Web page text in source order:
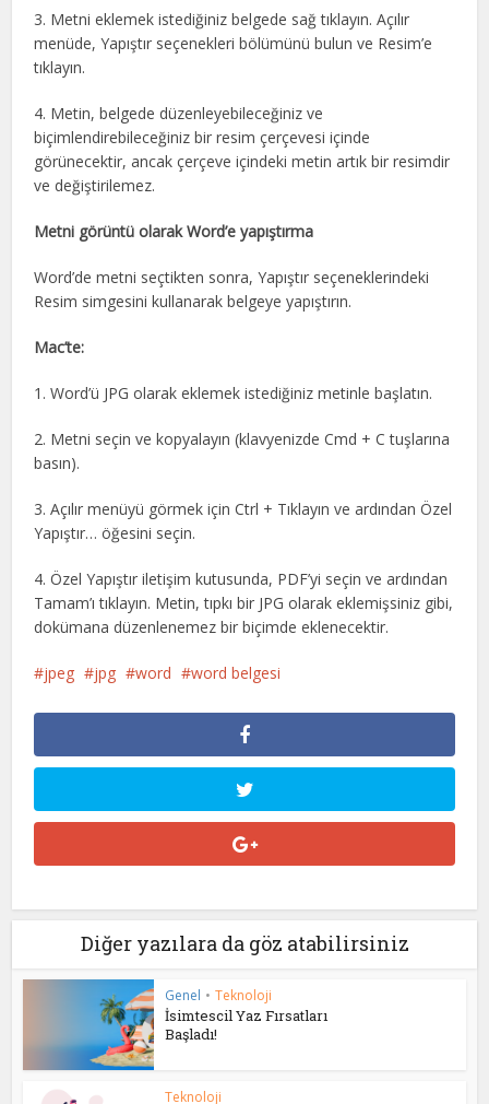
3. Metni eklemek istediğiniz belgede sağ tıklayın. Açılır
menüde, Yapıştır seçenekleri bölümünü bulun ve Resim’e
tıklayın.
4. Metin, belgede düzenleyebileceğiniz ve
biçimlendirebileceğiniz bir resim çerçevesi içinde
görünecektir, ancak çerçeve içindeki metin artık bir resimdir
ve değiştirilemez.
Metni görüntü olarak Word’e yapıştırma
Word’de metni seçtikten sonra, Yapıştır seçeneklerindeki
Resim simgesini kullanarak belgeye yapıştırın.
Mac’te:
1. Word’ü JPG olarak eklemek istediğiniz metinle başlatın.
2. Metni seçin ve kopyalayın (klavyenizde Cmd + C tuşlarına
basın).
3. Açılır menüyü görmek için Ctrl + Tıklayın ve ardından Özel
Yapıştır… öğesini seçin.
4. Özel Yapıştır iletişim kutusunda, PDF’yi seçin ve ardından
Tamam’ı tıklayın. Metin, tıpkı bir JPG olarak eklemişsiniz gibi,
dokümana düzenlenemez bir biçimde eklenecektir.
jpeg jpg word word belgesi
Diğer yazılara da göz atabilirsiniz
Genel • Teknoloji
İsimtescil Yaz Fırsatları
Başladı!
Teknoloji